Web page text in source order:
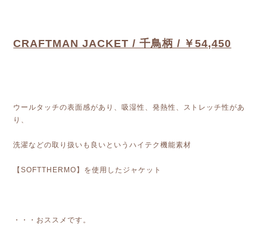
CRAFTMAN JACKET / 千鳥柄 / ￥54,450
ウールタッチの表面感があり、吸湿性、発熱性、ストレッチ性があ
り、
洗濯などの取り扱いも良いというハイテク機能素材
【SOFTTHERMO】を使用したジャケット
・・・おススメです。